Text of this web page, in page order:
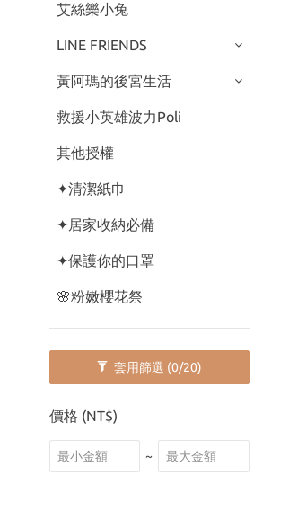
艾絲樂小兔
LINE FRIENDS
黃阿瑪的後宮生活
救援小英雄波力Poli
其他授權
✦清潔紙巾
✦居家收納必備
✦保護你的口罩
🌸粉嫩櫻花祭
套用篩選 (0/20)
價格 (NT$)
~